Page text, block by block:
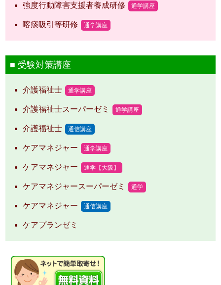
強度行動障害支援者養成研修 通学講座
喀痰吸引等研修 通学講座
受験対策講座
介護福祉士 通学講座
介護福祉士スーパーゼミ 通学講座
介護福祉士 通信講座
ケアマネジャー 通学講座
ケアマネジャー 通学【大阪】
ケアマネジャースーパーゼミ 通学
ケアマネジャー 通信講座
ケアプランゼミ